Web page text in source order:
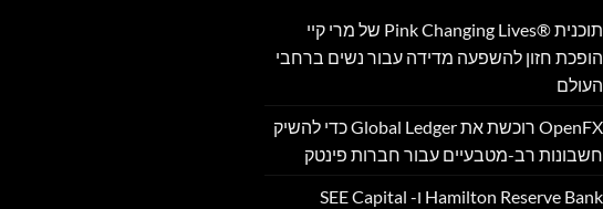
תוכנית Pink Changing Lives®‎ של מרי קיי
הופכת חזון להשפעה מדידה עבור נשים ברחבי
העולם
OpenFX רוכשת את Global Ledger כדי להשיק
חשבונות רב-מטבעיים עבור חברות פינטק
Hamilton Reserve Bank ו- SEE Capital